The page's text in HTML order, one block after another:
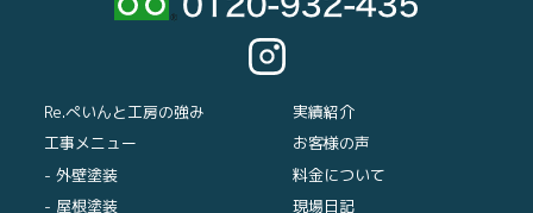
Re.ぺいんと工房の強み
工事メニュー
- 外壁塗装
- 屋根塗装
実績紹介
お客様の声
料金について
現場日記